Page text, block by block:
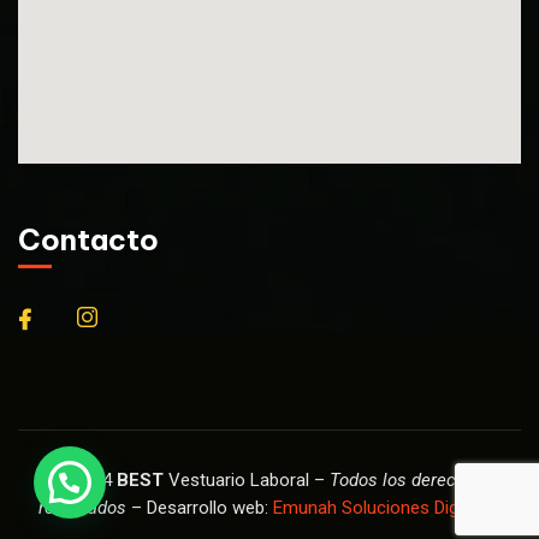
Contacto
© 2024 BEST Vestuario Laboral – Todos los derechos
reservados – Desarrollo web: Emunah Soluciones Digitales